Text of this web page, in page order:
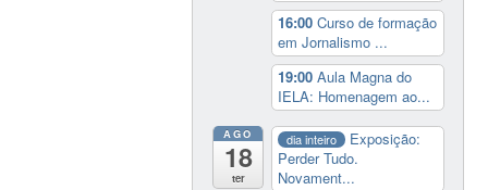
16:00Curso de formação
em Jornalismo ...
19:00Aula Magna do
IELA: Homenagem ao...
AGO
18
ter
dia inteiro
Exposição:
Perder Tudo.
Novament...